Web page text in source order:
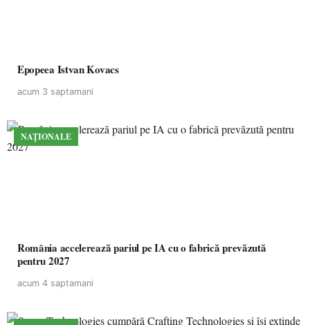
Epopeea Istvan Kovacs
acum 3 saptamani
NAȚIONALE
România accelerează pariul pe IA cu o fabrică prevăzută
pentru 2027
acum 4 saptamani